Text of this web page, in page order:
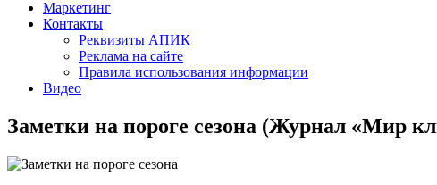
Маркетинг
Контакты
Реквизиты АПИК
Реклама на сайте
Правила использования информации
Видео
Заметки на пороге сезона (Журнал «Мир